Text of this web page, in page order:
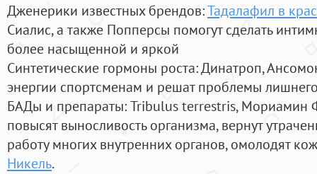
Дженерики известных брендов:Тадалафил в
Сиалис, а также Попперсы помогут сделать
более насыщенной и яркой
Синтетические гормоны роста: Динатроп,
энергии спортсменам и решат проблемы
БАДы и препараты:Tribulus terrestris, Мориамин
повысят выносливость организма, вернут
работу многих внутренних органов, омолодят
Никель.